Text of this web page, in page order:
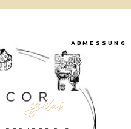
ABMESSUNG
zyklus